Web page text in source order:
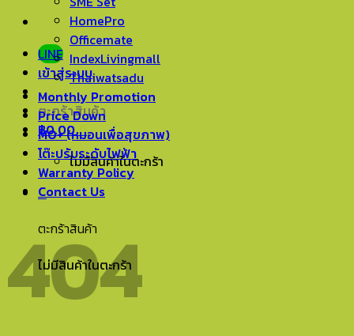
LINE
เข้าสู่ระบบ
ตะกร้าสินค้า
฿0.00 0
ไม่มีสินค้าในตะกร้า
0
ตะกร้าสินค้า
ไม่มีสินค้าในตะกร้า
HomePro
Officemate
IndexLivingmall
Thaiwatsadu
Monthly Promotion
Price Down
MO+ (หมอนเพื่อสุขภาพ)
โต๊ะปรับระดับไฟฟ้า
Warranty Policy
Contact Us
404